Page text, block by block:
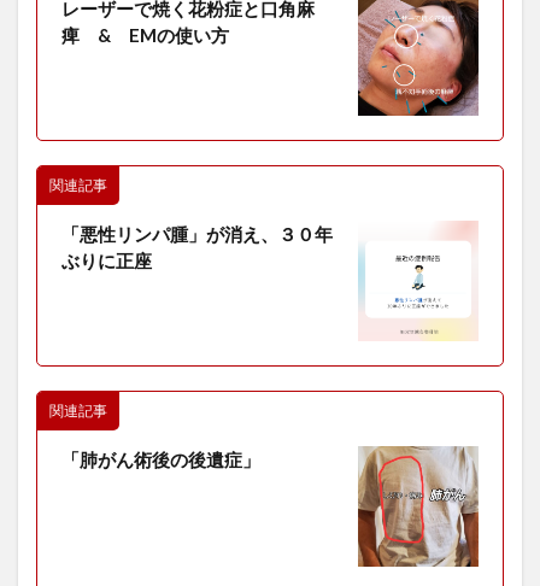
レーザーで焼く花粉症と口角麻
痺 & EMの使い方
関連記事
「悪性リンパ腫」が消え、３０年
ぶりに正座
関連記事
「肺がん術後の後遺症」